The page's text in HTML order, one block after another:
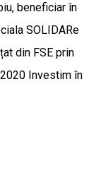
beneficiar în
SOLIDARe
din FSE prin
Investim în